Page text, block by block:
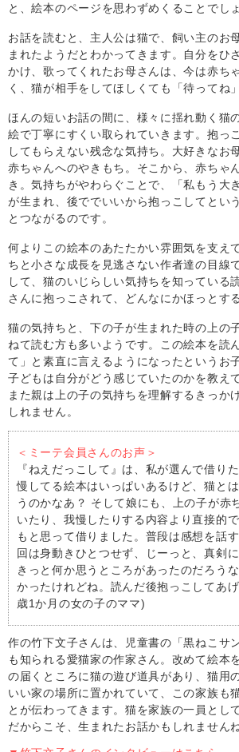
と、絵本のページを思わずめくることでしょ
お話を読むと、主人公は猫で、飼い主のお
まれたようだとわかってきます。自分をひ
かけ、歌ってくれたお母さんは、今は赤ち
く、猫が相手をしてほしくても「待ってね
ほんの短いお話の間に、様々に揺れ動く猫
絵で丁寧にすくい取られていきます。抱っ
してもらえない残念な気持ち。大好きなお
赤ちゃんへのやきもち。そこから、赤ちゃ
き。気持ちがやわらぐことで、「私もう大
が生まれ、後ででいいから抱っこしてとい
とつながるのです。
何よりこの絵本のあたたかい雰囲気を支え
ちと小さな成長を見逃さない作者達の目線
して、猫のいじらしい気持ちを知っている
さんに抱っこされて、どんなにかほっとす
猫の気持ちと、下の子が生まれた時の上の
ねて読む方も多いようです。この絵本を読
て」と素直に言えるようになったというお
子どもは自分がどう感じていたのかを教え
また親は上の子の気持ちを理解するきっか
しれません。
＜ミーテ会員さんのお声＞
『ねえだっこして』は、私が選んで借り
慢してる絵本はいっぱいあるけど、猫と
うのかなあ？ そして娘にも、上の子が赤
いたり、我慢したりする内容より直接的
もと思って借りました。普段は感想を話
回は身動きひとつせず、じーっと、真剣
きっと何か思うところがあったのだろう
かったけれどね。読んだ後抱っこしてあ
歳1か月の女の子のママ)
作の竹下文子さんは、児童書の「黒ねこサ
も知られる愛猫家の作家さん。改めて絵本
の届くところに猫の遊び道具があり、猫用
いい家の場所に置かれていて、この家族も
とが伝わってきます。猫を家族の一員とし
だからこそ、生まれたお話かもしれませんね